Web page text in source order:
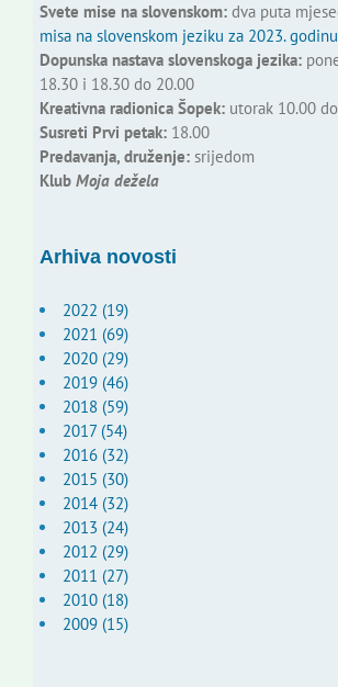
Svete mise na slovenskom:dva puta
misa na slovenskom jeziku za 2023. godinu
Dopunska nastava slovenskoga jezika:
18.30 i 18.30 do 20.00
Kreativna radionica Šopek:utorak 10.00
Susreti Prvi petak:18.00
Predavanja, druženje:srijedom
Klub Moja dežela
Arhiva novosti
2022 (19)
2021 (69)
2020 (29)
2019 (46)
2018 (59)
2017 (54)
2016 (32)
2015 (30)
2014 (32)
2013 (24)
2012 (29)
2011 (27)
2010 (18)
2009 (15)